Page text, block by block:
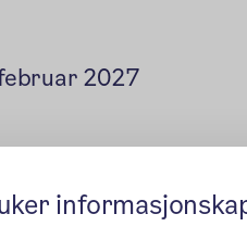
2027